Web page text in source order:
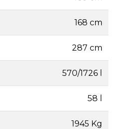
168 cm
287 cm
570/1726 l
58 l
1945 Kg